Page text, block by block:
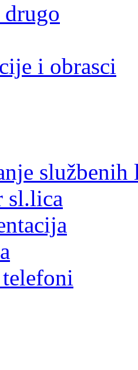
drugo
i obrasci
službenih
sl.lica